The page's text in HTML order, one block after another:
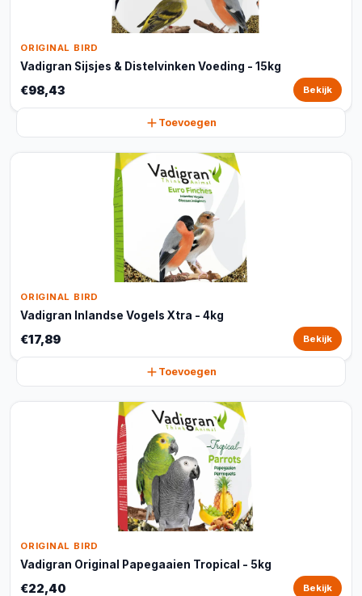
ORIGINAL BIRD
Vadigran Sijsjes & Distelvinken Voeding - 15kg
€98,43 Bekijk
Toevoegen
ORIGINAL BIRD
Vadigran Inlandse Vogels Xtra - 4kg
€17,89 Bekijk
Toevoegen
ORIGINAL BIRD
Vadigran Original Papegaaien Tropical - 5kg
€22,40 Bekijk